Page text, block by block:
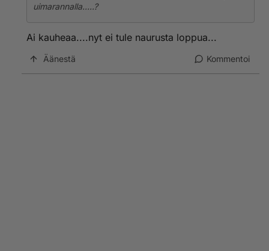
uimarannalla.....?
Ai kauheaa....nyt ei tule naurusta loppua...
Äänestä Kommentoi